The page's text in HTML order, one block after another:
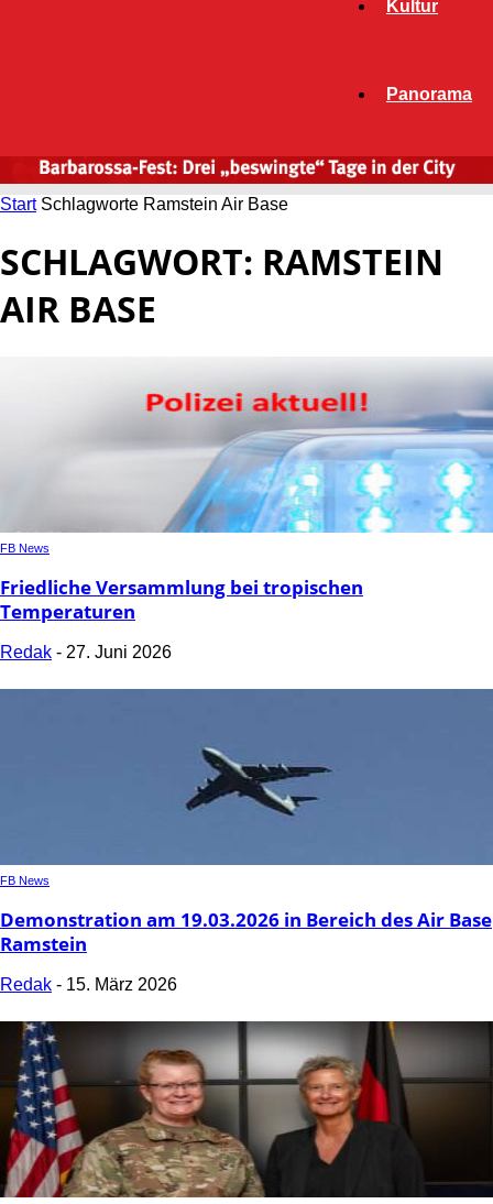
Kultur
Panorama
Start Schlagworte Ramstein Air Base
SCHLAGWORT: RAMSTEIN
AIR BASE
FB News
Friedliche Versammlung bei tropischen
Temperaturen
Redak - 27. Juni 2026
FB News
Demonstration am 19.03.2026 in Bereich des Air Base
Ramstein
Redak - 15. März 2026